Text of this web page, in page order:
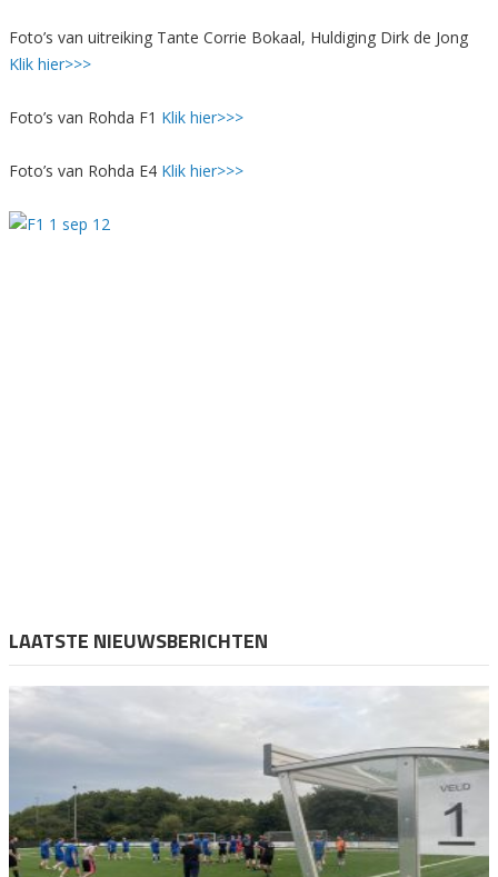
Foto’s van uitreiking Tante Corrie Bokaal, Huldiging Dirk de Jong
Klik hier>>>
Foto’s van Rohda F1 Klik hier>>>
Foto’s van Rohda E4 Klik hier>>>
LAATSTE NIEUWSBERICHTEN